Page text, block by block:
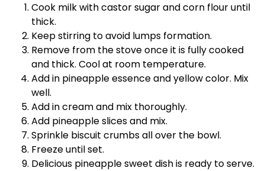
Cook milk with castor sugar and corn flour until
thick.
Keep stirring to avoid lumps formation.
Remove from the stove once it is fully cooked
and thick. Cool at room temperature.
Add in pineapple essence and yellow color. Mix
well.
Add in cream and mix thoroughly.
Add pineapple slices and mix.
Sprinkle biscuit crumbs all over the bowl.
Freeze until set.
Delicious pineapple sweet dish is ready to serve.